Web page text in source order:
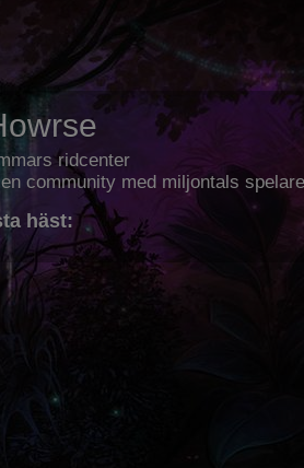
ridcenter
community med miljontals
häst: